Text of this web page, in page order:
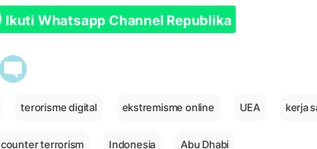
Ikuti Whatsapp Channel Republika
terorisme digital ekstremisme online UEA kerja
counter terrorism Indonesia Abu Dhabi